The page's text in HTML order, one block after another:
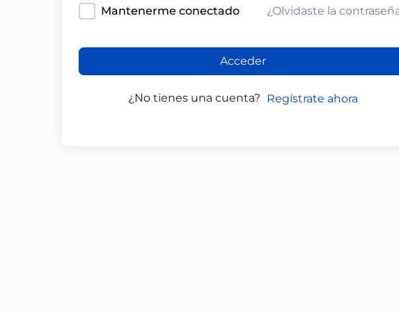
Mantenerme conectado ¿Olvidaste la
Acceder
¿No tienes una cuenta? Regístrate ahora